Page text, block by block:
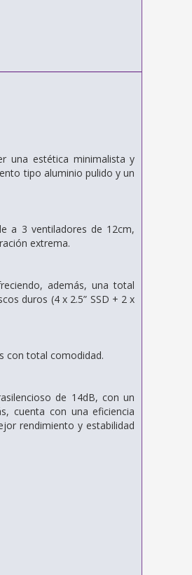
una estética minimalista y
tipo aluminio pulido y un
a 3 ventiladores de 12cm,
extrema.
además, una total
duros (4 x 2.5” SSD + 2 x
con total comodidad.
de 14dB, con un
cuenta con una eficiencia
rendimiento y estabilidad